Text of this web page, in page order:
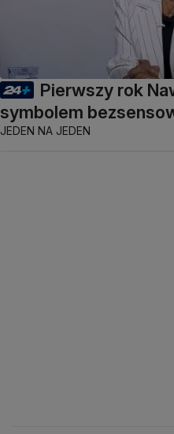
Pierwszy rok
symbolem
JEDEN NA JEDEN